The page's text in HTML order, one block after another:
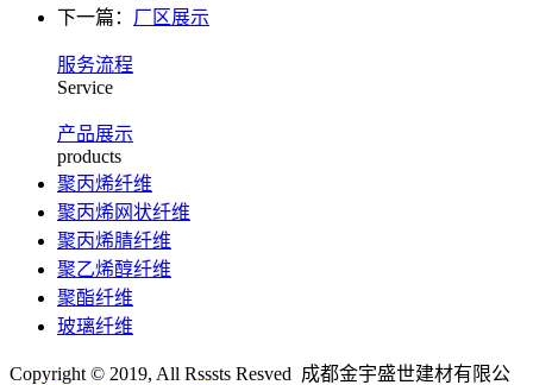
下一篇： 厂区展示
服务流程
Service
产品展示
products
聚丙烯纤维
聚丙烯网状纤维
聚丙烯腈纤维
聚乙烯醇纤维
聚酯纤维
玻璃纤维
Copyright © 2019, All Rsssts Resved 成都金宇盛世建材有限公